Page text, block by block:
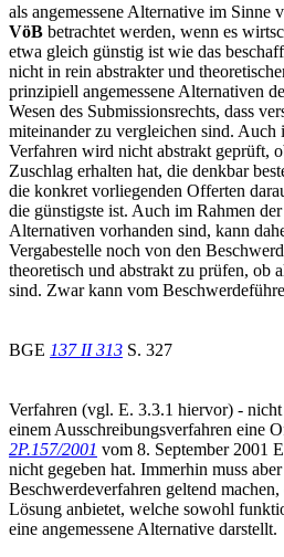
als angemessene Alternative im Sinne
VöB betrachtet werden, wenn es
etwa gleich günstig ist wie das
nicht in rein abstrakter und
prinzipiell angemessene Alternativen
Wesen des Submissionsrechts, dass
miteinander zu vergleichen sind. Auch
Verfahren wird nicht abstrakt geprüft,
Zuschlag erhalten hat, die denkbar
die konkret vorliegenden Offerten
die günstigste ist. Auch im Rahmen
Alternativen vorhanden sind, kann
Vergabestelle noch von den
theoretisch und abstrakt zu prüfen, ob
sind. Zwar kann vom
BGE 137 II 313 S. 327
Verfahren (vgl. E. 3.3.1 hiervor) -
einem Ausschreibungsverfahren eine
2P.157/2001 vom 8. September 2001
nicht gegeben hat. Immerhin muss
Beschwerdeverfahren geltend
Lösung anbietet, welche sowohl
eine angemessene Alternative darstellt.